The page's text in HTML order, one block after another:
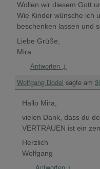
Wollen wir diesem Gott
Wie Kinder wünsche ich
beschenken lassen und
Liebe Grüße,
Mira
Antworten ↓
Wolfgang Dodel sagte am
Hallo Mira,
vielen Dank, dass du
VERTRAUEN ist ein
Herzlich
Wolfgang